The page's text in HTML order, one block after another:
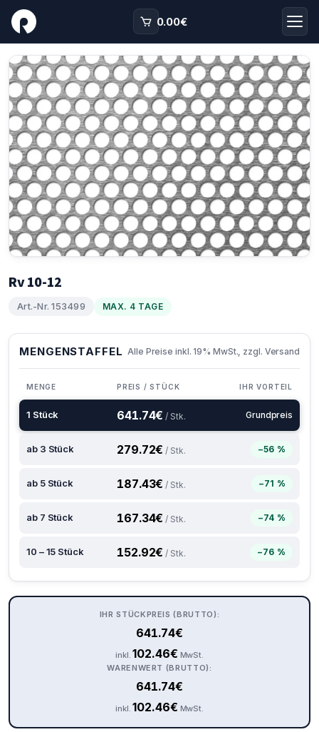
0.00€
Rv 10-12
Art.-Nr. 153499 MAX. 4 TAGE
MENGENSTAFFEL Alle Preise inkl. 19% MwSt., zzgl. Versand
MENGE PREIS / STÜCK IHR VORTEIL
1 Stück 641.74€ / Stk. Grundpreis
ab 3 Stück 279.72€ / Stk. −56 %
ab 5 Stück 187.43€ / Stk. −71 %
ab 7 Stück 167.34€ / Stk. −74 %
10 – 15 Stück 152.92€ / Stk. −76 %
IHR STÜCKPREIS (BRUTTO):
641.74€
inkl.102.46€ MwSt.
WARENWERT (BRUTTO):
641.74€
inkl.102.46€ MwSt.